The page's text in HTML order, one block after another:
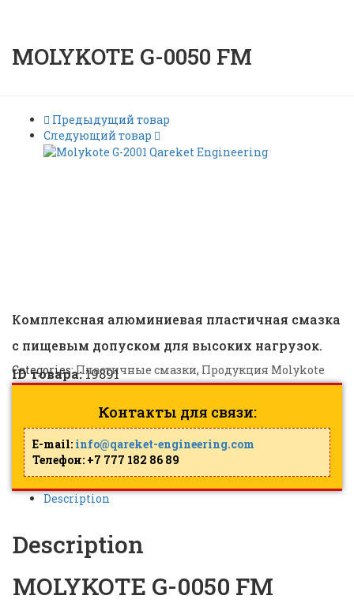
MOLYKOTE G-0050 FM
Предыдущий товар
Следующий товар
Комплексная алюминиевая пластичная смазка
с пищевым допуском для высоких нагрузок.
Categories:Пластичные смазки, Продукция Molykote
ID товара:19891
Контакты для связи:
E-mail: info@qareket-engineering.com
Телефон: +7 777 182 86 89
Description
Description
MOLYKOTE G-0050 FM